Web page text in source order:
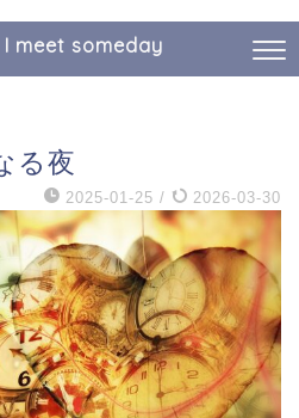
meet someday
る夜
2025-01-25 / 2026-03-30